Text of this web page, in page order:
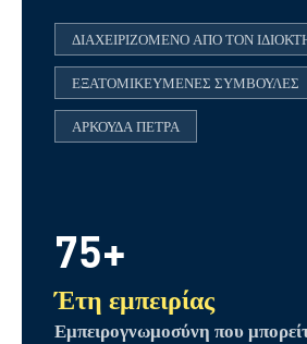
ΔΙΑΧΕΙΡΙΖΌΜΕΝΟ ΑΠΌ ΤΟΝ
ΕΞΑΤΟΜΙΚΕΥΜΈΝΕΣ ΣΥΜΒΟΥΛΈΣ
ΑΡΚΟΎΔΑ ΠΈΤΡΑ
75+
Έτη εμπειρίας
Εμπειρογνωμοσύνη που